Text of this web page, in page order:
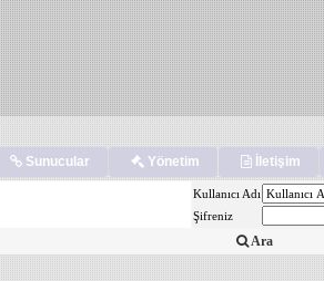
İletişim
Yönetim
Sunucular
Kullanıcı Adı
Şifreniz
Ara